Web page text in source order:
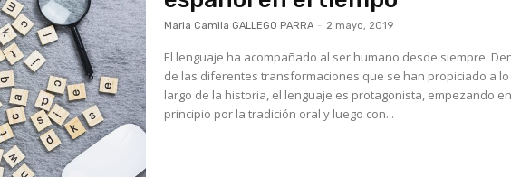
Maria Camila GALLEGO PARRA - 2 mayo, 2019
El lenguaje ha acompañado al ser humano desde siempre.
de las diferentes transformaciones que se han propiciado a lo
largo de la historia, el lenguaje es protagonista, empezando
principio por la tradición oral y luego con...